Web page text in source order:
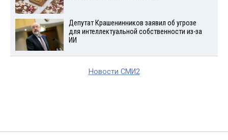
Депутат Крашенинников заявил об угрозе
для интеллектуальной собственности из-за
ИИ
Новости СМИ2